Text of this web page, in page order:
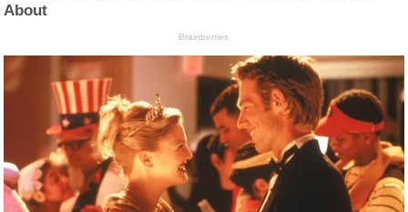
About
Brainberries